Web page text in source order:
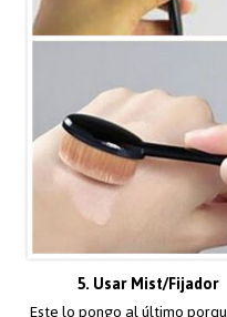
5. Usar Mist/